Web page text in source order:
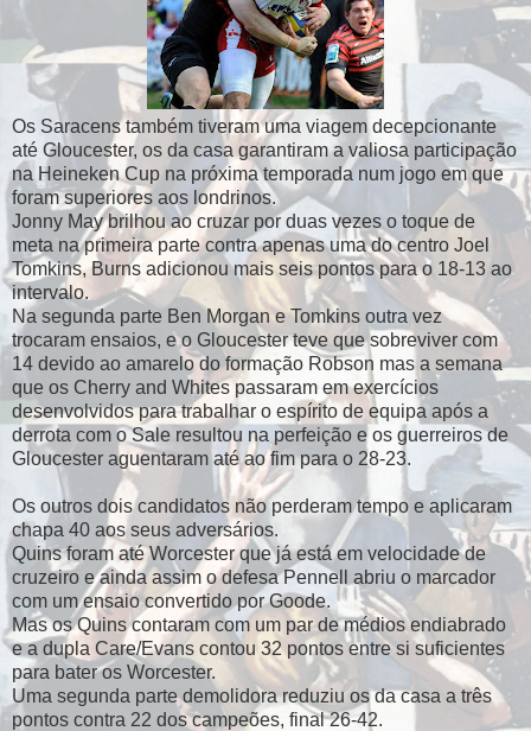
Os Saracens também tiveram uma viagem decepcionante
até Gloucester, os da casa garantiram a valiosa participação
na Heineken Cup na próxima temporada num jogo em que
foram superiores aos londrinos.
Jonny May brilhou ao cruzar por duas vezes o toque de
meta na primeira parte contra apenas uma do centro Joel
Tomkins, Burns adicionou mais seis pontos para o 18-13 ao
intervalo.
Na segunda parte Ben Morgan e Tomkins outra vez
trocaram ensaios, e o Gloucester teve que sobreviver com
14 devido ao amarelo do formação Robson mas a semana
que os Cherry and Whites passaram em exercícios
desenvolvidos para trabalhar o espírito de equipa após a
derrota com o Sale resultou na perfeição e os guerreiros de
Gloucester aguentaram até ao fim para o 28-23.
Os outros dois candidatos não perderam tempo e aplicaram
chapa 40 aos seus adversários.
Quins foram até Worcester que já está em velocidade de
cruzeiro e ainda assim o defesa Pennell abriu o marcador
com um ensaio convertido por Goode.
Mas os Quins contaram com um par de médios endiabrado
e a dupla Care/Evans contou 32 pontos entre si suficientes
para bater os Worcester.
Uma segunda parte demolidora reduziu os da casa a três
pontos contra 22 dos campeões, final 26-42.